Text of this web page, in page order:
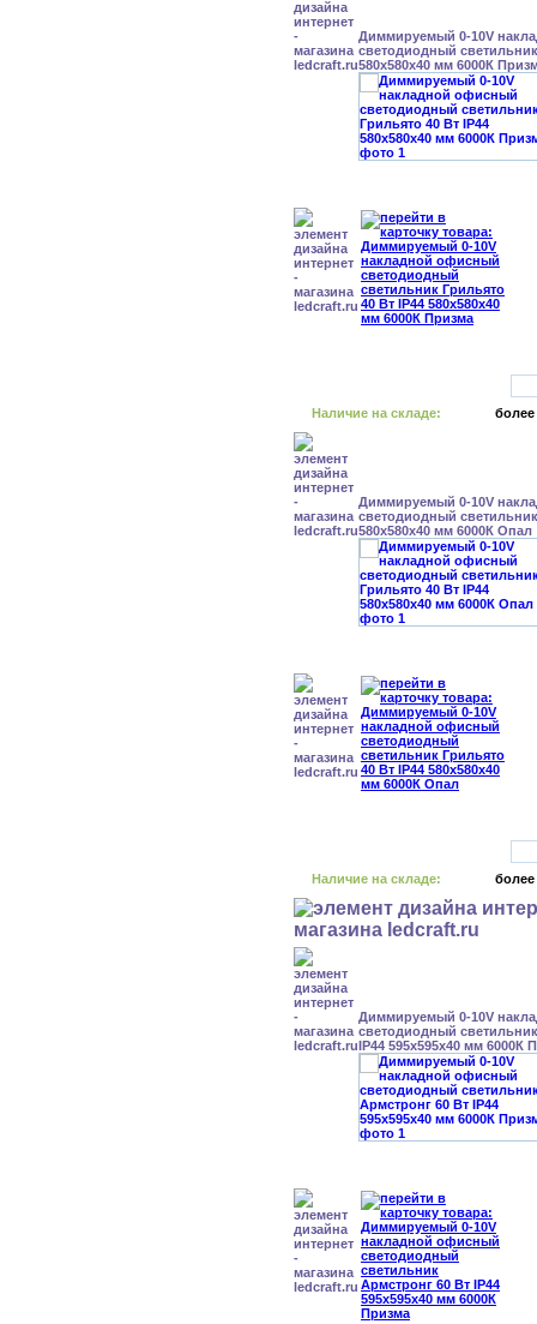
Диммируемый 0-10V
светодиодный
580x580x40 мм 6000К
Наличие на складе: более
Диммируемый 0-10V
светодиодный
580x580x40 мм 6000К Опал
Наличие на складе: более
Диммируемый 0-10V
светодиодный
IP44 595x595x40 мм 6000К